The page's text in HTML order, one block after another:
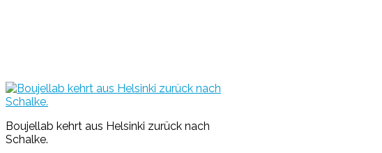
Boujellab kehrt aus Helsinki zurück nach
Schalke.